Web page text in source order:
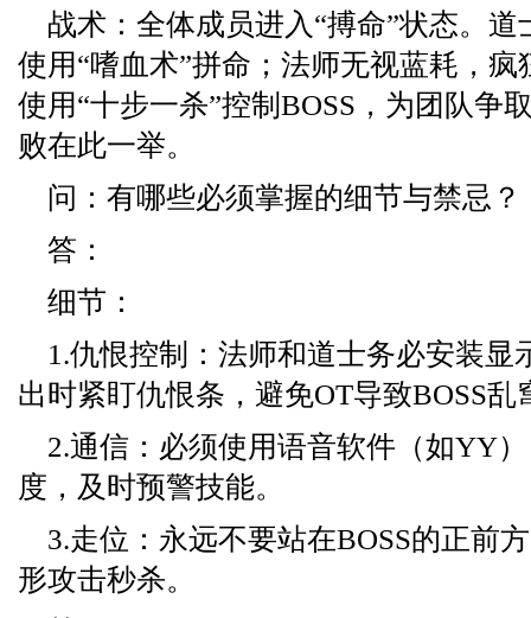
战术：全体成员进入“搏命”状态。
使用“嗜血术”拼命；法师无视蓝耗，
使用“十步一杀”控制BOSS，为团队争
败在此一举。
问：有哪些必须掌握的细节与禁忌？
答：
细节：
1.仇恨控制：法师和道士务必安装显
出时紧盯仇恨条，避免OT导致BOSS乱
2.通信：必须使用语音软件（如YY
度，及时预警技能。
3.走位：永远不要站在BOSS的正前
形攻击秒杀。